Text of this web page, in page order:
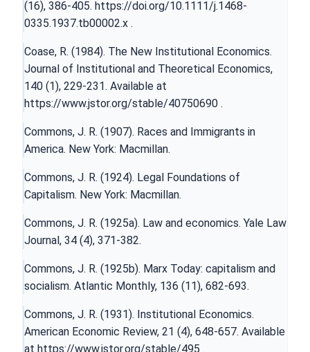
(16), 386-405. https://doi.org/10.1111/j.1468-
0335.1937.tb00002.x .
Coase, R. (1984). The New Institutional Economics.
Journal of Institutional and Theoretical Economics,
140 (1), 229-231. Available at
https://www.jstor.org/stable/40750690 .
Commons, J. R. (1907). Races and Immigrants in
America. New York: Macmillan.
Commons, J. R. (1924). Legal Foundations of
Capitalism. New York: Macmillan.
Commons, J. R. (1925a). Law and economics. Yale Law
Journal, 34 (4), 371-382.
Commons, J. R. (1925b). Marx Today: capitalism and
socialism. Atlantic Monthly, 136 (11), 682-693.
Commons, J. R. (1931). Institutional Economics.
American Economic Review, 21 (4), 648-657. Available
at https://www.jstor.org/stable/495 .